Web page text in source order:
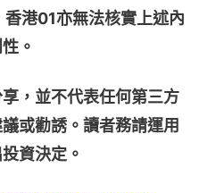
港01亦無法核實上述內
。
，並不代表任何第三方
或勸誘。讀者務請運用
資決定。